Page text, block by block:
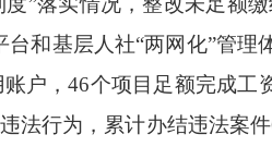
和基层人社“两网化”管理
户，46个项目足额完成工
法行为，累计办结违法案